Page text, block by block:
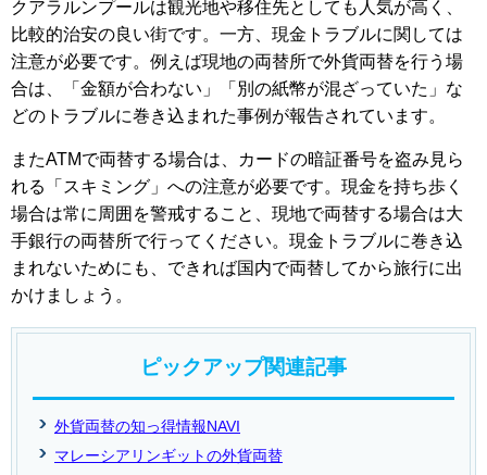
クアラルンプールは観光地や移住先としても人気が高く、
比較的治安の良い街です。一方、現金トラブルに関しては
注意が必要です。例えば現地の両替所で外貨両替を行う場
合は、「金額が合わない」「別の紙幣が混ざっていた」な
どのトラブルに巻き込まれた事例が報告されています。
またATMで両替する場合は、カードの暗証番号を盗み見ら
れる「スキミング」への注意が必要です。現金を持ち歩く
場合は常に周囲を警戒すること、現地で両替する場合は大
手銀行の両替所で行ってください。現金トラブルに巻き込
まれないためにも、できれば国内で両替してから旅行に出
かけましょう。
ピックアップ関連記事
外貨両替の知っ得情報NAVI
マレーシアリンギットの外貨両替